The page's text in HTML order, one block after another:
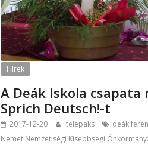
Hírek
A Deák Iskola csapata
Sprich Deutsch!-t
2017-12-20 telepaks deák
Német Nemzetiségi Kisebbségi